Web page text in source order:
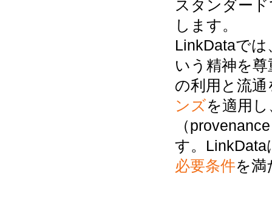
スタンダー
します。
LinkDataで
いう精神を
の利用と流
ンズを適用
（
す。
必要条件を満